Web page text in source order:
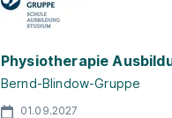
Physiotherapie
Bernd-Blindow-Gruppe
01.09.2027